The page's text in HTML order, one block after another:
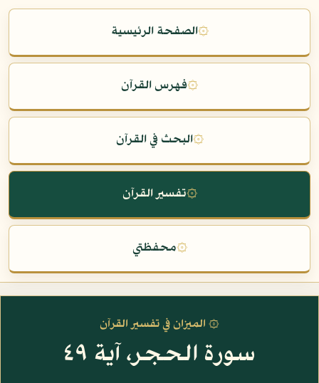
۞الصفحة الرئيسية
۞فهرس القرآن
۞البحث في القرآن
۞تفسير القرآن
۞محفظتي
۞ الميزان في تفسير القرآن
سورة الحجر، آية ٤٩